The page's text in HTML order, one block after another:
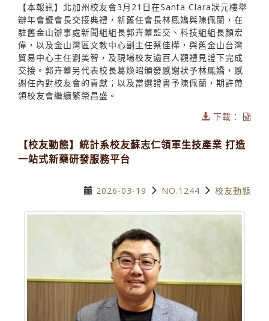
【本報訊】北加州校友會3月21日在Santa Clara狀元樓舉
辦年會暨會長交接典禮，新舊任會長林鳳嬌與陳佩蘭，在
駐舊金山辦事處新聞組組長郭卉蓁監交、科技組組長顏宏
偉，以及金山灣區文教中心副主任蔡佳樺，與舊金山台灣
貿易中心主任劉美智，及現場校友逾百人觀禮見證下完成
交接。郭卉蓁另代表校長葛煥昭頒發感謝狀予林鳳嬌，感
謝任內對校友會的貢獻；以及當選證書予陳佩蘭，期許帶
領校友會繼續繁榮昌盛。
下載：
【校友動態】統計系校友蘇志仁領軍生技產業 打造
一站式新藥研發服務平台
2026-03-19 NO.1244 校友動態